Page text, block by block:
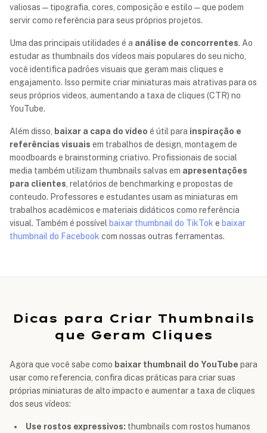
valiosas — tipografia, cores, composição e estilo — que podem
servir como referência para seus próprios projetos.
Uma das principais utilidades é a análise de concorrentes. Ao
estudar as thumbnails dos vídeos mais populares do seu nicho,
você identifica padrões visuais que geram mais cliques e
engajamento. Isso permite criar miniaturas mais atrativas para os
seus próprios videos, aumentando a taxa de cliques (CTR) no
YouTube.
Além disso, baixar a capa do vídeo é útil para inspiração e
referências visuais em trabalhos de design, montagem de
moodboards e brainstorming criativo. Profissionais de social
media também utilizam thumbnails salvas em apresentações
para clientes , relatórios de benchmarking e propostas de
conteudo. Professores e estudantes usam as miniaturas em
trabalhos acadêmicos e materiais didáticos como referência
visual. Também é possível baixar thumbnail do TikTok e baixar
thumbnail do Facebook com nossas outras ferramentas.
Dicas para Criar Thumbnails
que Geram Cliques
Agora que você sabe como baixar thumbnail do YouTube para
usar como referencia, confira dicas práticas para criar suas
próprias miniaturas de alto impacto e aumentar a taxa de cliques
dos seus vídeos:
Use rostos expressivos: thumbnails com rostos humanos